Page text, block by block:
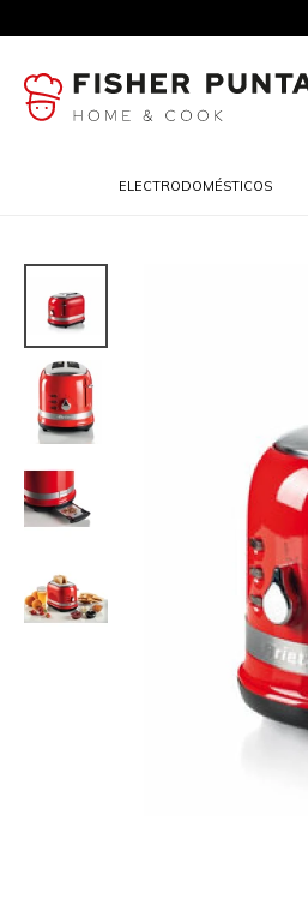
ELECTRODOMÉSTICOS